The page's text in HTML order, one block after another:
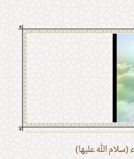
الله عليها)